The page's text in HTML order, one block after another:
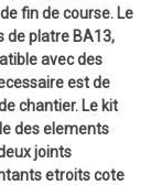
fin de course. Le
de platre BA13,
avec des
est de
chantier. Le kit
des elements
joints
etroits cote